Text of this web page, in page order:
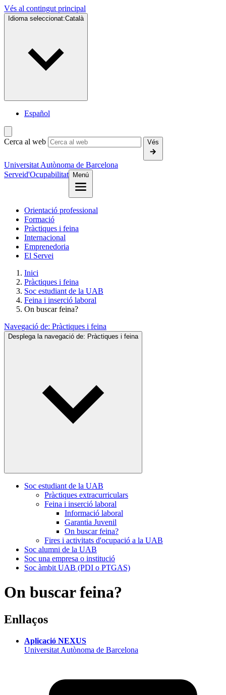
Vés al contingut principal
Idioma seleccionat:Català
Español
Cerca al web Vés
Universitat Autònoma de Barcelona
Serveid'Ocupabilitat Menú
Orientació professional
Formació
Pràctiques i feina
Internacional
Emprenedoria
El Servei
Inici
Pràctiques i feina
Soc estudiant de la UAB
Feina i inserció laboral
On buscar feina?
Navegació de: Pràctiques i feina
Desplega la navegació de: Pràctiques i feina
Soc estudiant de la UAB
Pràctiques extracurriculars
Feina i inserció laboral
Informació laboral
Garantia Juvenil
On buscar feina?
Fires i activitats d'ocupació a la UAB
Soc alumni de la UAB
Soc una empresa o institució
Soc àmbit UAB (PDI o PTGAS)
On buscar feina?
Enllaços
Aplicació NEXUS
Universitat Autònoma de Barcelona